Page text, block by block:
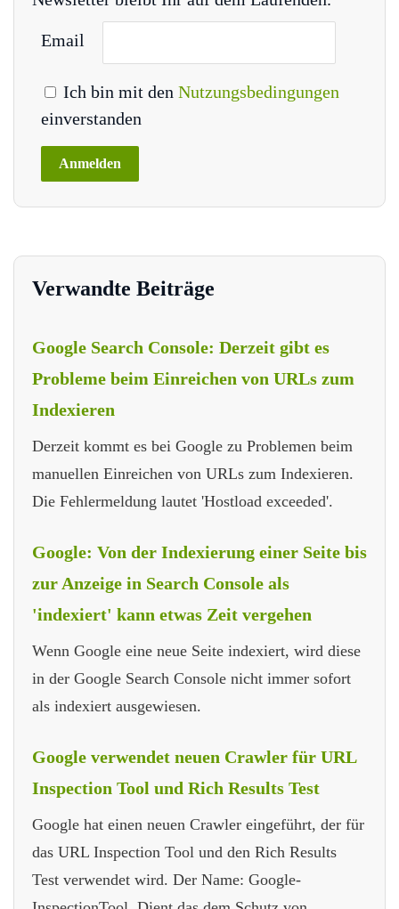
Email
Ich bin mit den Nutzungsbedingungen
einverstanden
Verwandte Beiträge
Google Search Console: Derzeit gibt es
Probleme beim Einreichen von URLs zum
Indexieren
Derzeit kommt es bei Google zu Problemen beim
manuellen Einreichen von URLs zum Indexieren.
Die Fehlermeldung lautet 'Hostload exceeded'.
Google: Von der Indexierung einer Seite bis
zur Anzeige in Search Console als
'indexiert' kann etwas Zeit vergehen
Wenn Google eine neue Seite indexiert, wird diese
in der Google Search Console nicht immer sofort
als indexiert ausgewiesen.
Google verwendet neuen Crawler für URL
Inspection Tool und Rich Results Test
Google hat einen neuen Crawler eingeführt, der für
das URL Inspection Tool und den Rich Results
Test verwendet wird. Der Name: Google-